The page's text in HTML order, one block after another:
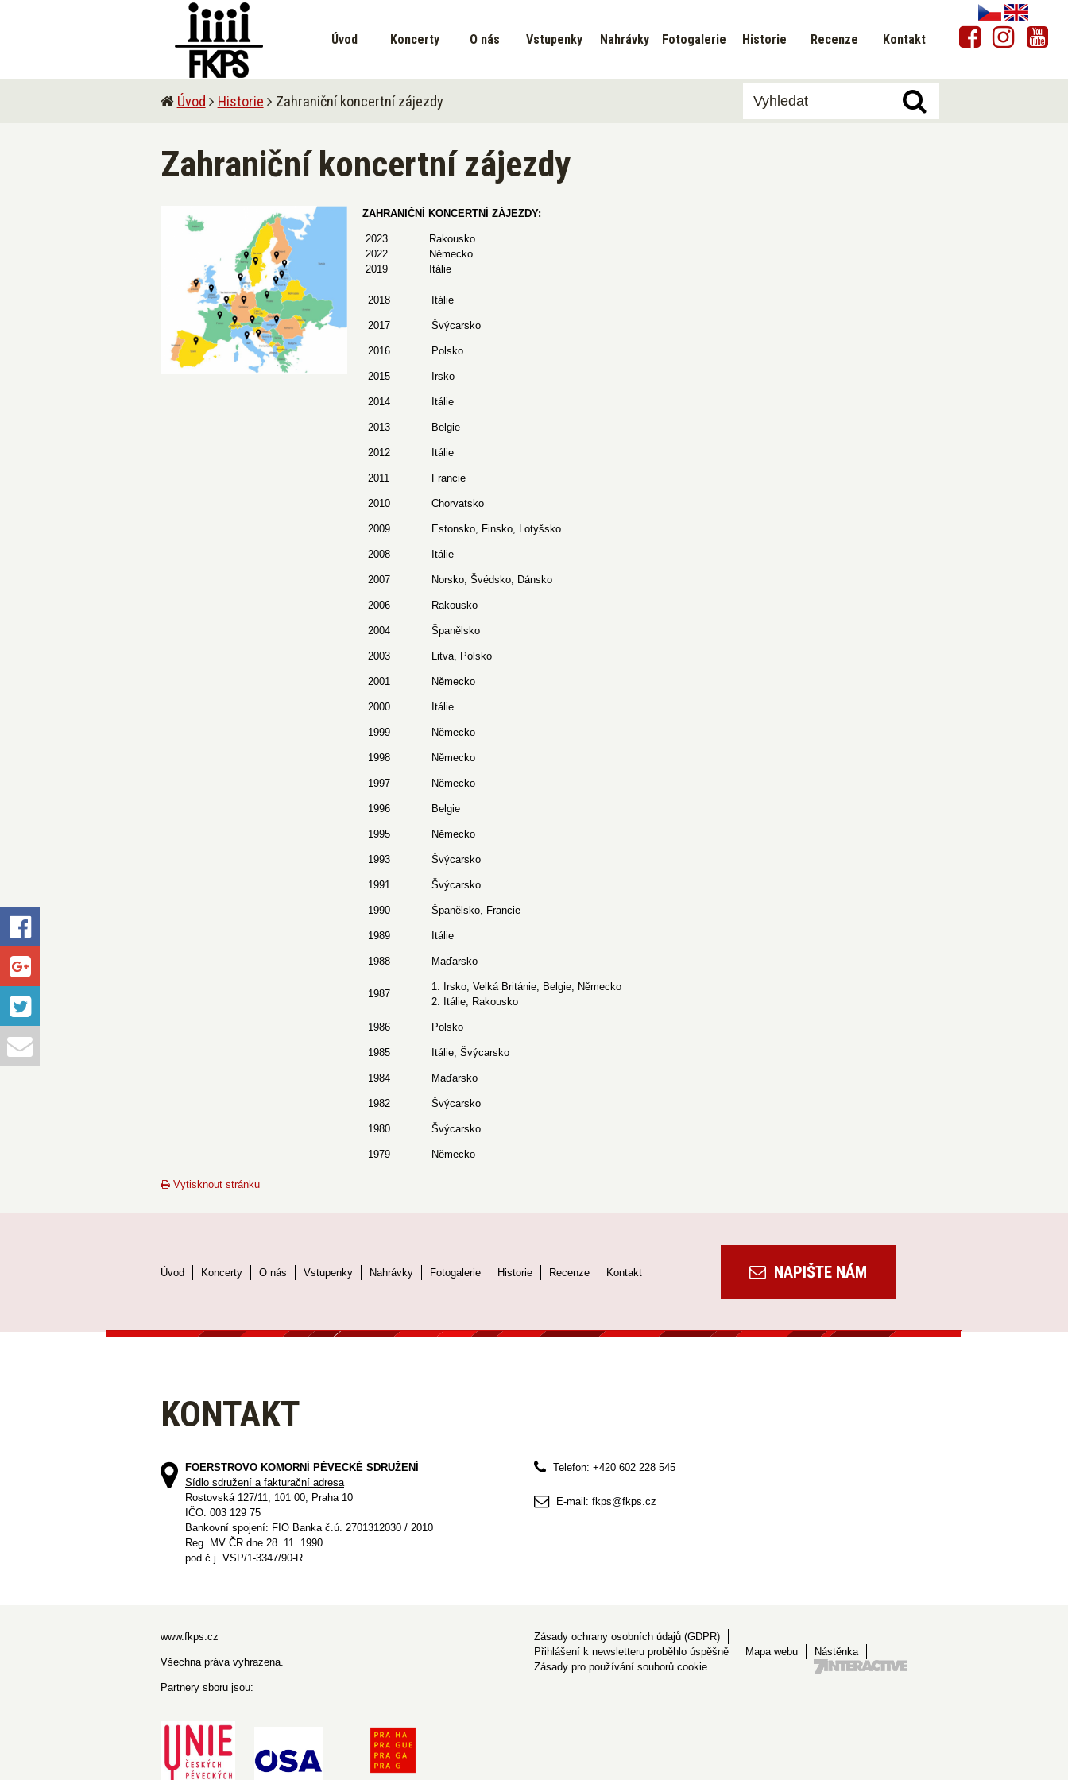
Úvod Koncerty O nás Vstupenky Nahrávky Fotogalerie Historie Recenze Kontakt
Úvod Historie Zahraniční koncertní zájezdy
Zahraniční koncertní zájezdy
ZAHRANIČNÍ KONCERTNÍ ZÁJEZDY:
2023 Rakousko
2022 Německo
2019 Itálie
2018 Itálie
2017 Švýcarsko
2016 Polsko
2015 Irsko
2014 Itálie
2013 Belgie
2012 Itálie
2011 Francie
2010 Chorvatsko
2009 Estonsko, Finsko, Lotyšsko
2008 Itálie
2007 Norsko, Švédsko, Dánsko
2006 Rakousko
2004 Španělsko
2003 Litva, Polsko
2001 Německo
2000 Itálie
1999 Německo
1998 Německo
1997 Německo
1996 Belgie
1995 Německo
1993 Švýcarsko
1991 Švýcarsko
1990 Španělsko, Francie
1989 Itálie
1988 Maďarsko
1987
1. Irsko, Velká Británie, Belgie, Německo
2. Itálie, Rakousko
1986 Polsko
1985 Itálie, Švýcarsko
1984 Maďarsko
1982 Švýcarsko
1980 Švýcarsko
1979 Německo
Vytisknout stránku
Úvod Koncerty O nás Vstupenky Nahrávky Fotogalerie Historie Recenze Kontakt NAPIŠTE NÁM
KONTAKT
FOERSTROVO KOMORNÍ PĚVECKÉ SDRUŽENÍ
Sídlo sdružení a fakturační adresa
Rostovská 127/11, 101 00, Praha 10
IČO: 003 129 75
Bankovní spojení: FIO Banka č.ú. 2701312030 / 2010
Reg. MV ČR dne 28. 11. 1990
pod č.j. VSP/1-3347/90-R
Telefon: +420 602 228 545
E-mail: fkps@fkps.cz
www.fkps.cz
Všechna práva vyhrazena.
Partnery sboru jsou:
Zásady ochrany osobních údajů (GDPR)
Přihlášení k newsletteru proběhlo úspěšně
Mapa webu
Nástěnka
Zásady pro používání souborů cookie